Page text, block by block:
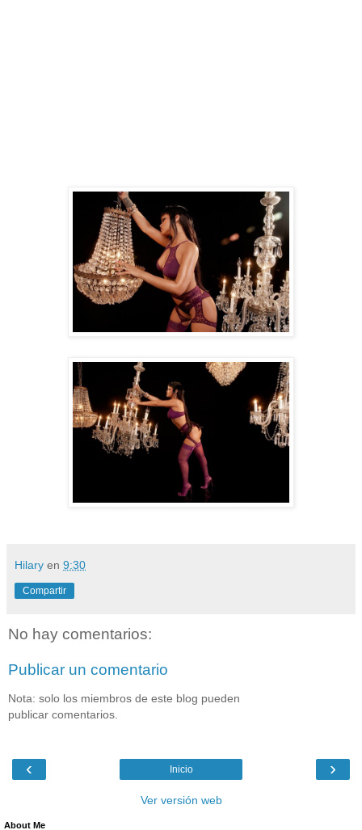
Hilary en 9:30
Compartir
No hay comentarios:
Publicar un comentario
Nota: solo los miembros de este blog pueden
publicar comentarios.
‹ ›
Inicio
Ver versión web
About Me